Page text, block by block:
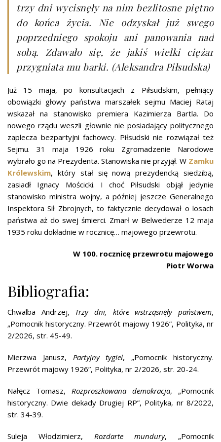
trzy dni wycisnęły na nim bezlitosne piętno
do końca życia. Nie odzyskał już swego
poprzedniego spokoju ani panowania nad
sobą. Zdawało się, że jakiś wielki ciężar
przygniata mu barki. (Aleksandra Piłsudska)
Już 15 maja, po konsultacjach z Piłsudskim, pełniący
obowiązki głowy państwa marszałek sejmu Maciej Rataj
wskazał na stanowisko premiera Kazimierza Bartla. Do
nowego rządu weszli głownie nie posiadający politycznego
zaplecza bezpartyjni fachowcy. Piłsudski nie rozwiązał też
Sejmu. 31 maja 1926 roku Zgromadzenie Narodowe
wybrało go na Prezydenta. Stanowiska nie przyjął. W Zamku
Królewskim, który stał się nową prezydencką siedzibą,
zasiadł Ignacy Mościcki. I choć Piłsudski objął jedynie
stanowisko ministra wojny, a później jeszcze Generalnego
Inspektora Sił Zbrojnych, to faktycznie decydował o losach
państwa aż do swej śmierci. Zmarł w Belwederze 12 maja
1935 roku dokładnie w rocznicę… majowego przewrotu.
W 100. rocznicę przewrotu majowego
Piotr Worwa
Bibliografia:
Chwalba Andrzej, Trzy dni, które wstrząsnęły państwem,
„Pomocnik historyczny. Przewrót majowy 1926”, Polityka, nr
2/2026, str. 45-49.
Mierzwa Janusz, Partyjny tygiel, „Pomocnik historyczny.
Przewrót majowy 1926”, Polityka, nr 2/2026, str. 20-24.
Nałęcz Tomasz, Rozproszkowana demokracja, „Pomocnik
historyczny. Dwie dekady Drugiej RP”, Polityka, nr 8/2022,
str. 34-39.
Suleja Włodzimierz, Rozdarte mundury, „Pomocnik